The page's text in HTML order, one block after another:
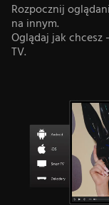
Rozpocznij
na innym.
Oglądaj jak
TV.